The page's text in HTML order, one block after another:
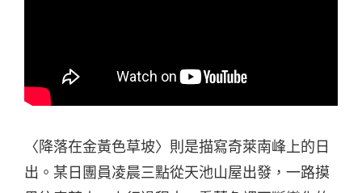
〈降落在金黃色草坡〉則是描寫奇萊南峰上的日
出。某日團員凌晨三點從天池山屋出發，一路摸